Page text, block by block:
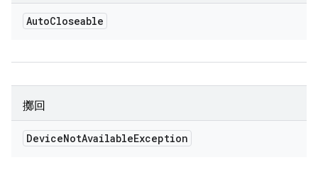
AutoCloseable
擲回
DeviceNotAvailableException